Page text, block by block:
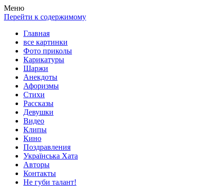
Весела хата — прикольные картинки, смешные истории,
клипы!
Покажем всем ваши фото приколы, карикатуры, шаржи, стихи,
рассказы, видео и песни!
Меню
Перейти к содержимому
Главная
все картинки
Фото приколы
Карикатуры
Шаржи
Анекдоты
Афоризмы
Стихи
Рассказы
Девушки
Видео
Клипы
Кино
Поздравления
Українська Хата
Авторы
Контакты
Не губи талант!